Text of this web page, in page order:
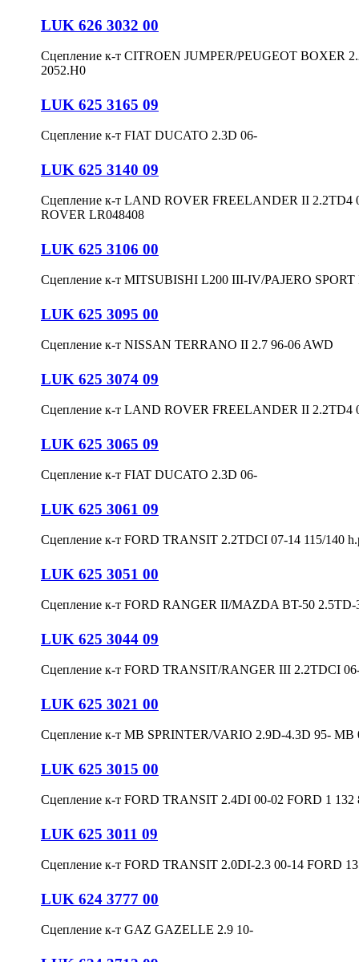
LUK 626 3032 00
Сцепление к-т CITROEN JUMPER/PEUGEOT BOXER
2052.H0
LUK 625 3165 09
Сцепление к-т FIAT DUCATO 2.3D 06-
LUK 625 3140 09
Сцепление к-т LAND ROVER FREELANDER II 2.2TD4
ROVER LR048408
LUK 625 3106 00
Сцепление к-т MITSUBISHI L200 III-IV/PAJERO
LUK 625 3095 00
Сцепление к-т NISSAN TERRANO II 2.7 96-06 AWD
LUK 625 3074 09
Сцепление к-т LAND ROVER FREELANDER II 2.2TD4
LUK 625 3065 09
Сцепление к-т FIAT DUCATO 2.3D 06-
LUK 625 3061 09
Сцепление к-т FORD TRANSIT 2.2TDCI 07-14 115/140
LUK 625 3051 00
Сцепление к-т FORD RANGER II/MAZDA BT-50 2.5TD-
LUK 625 3044 09
Сцепление к-т FORD TRANSIT/RANGER III 2.2TDCI
LUK 625 3021 00
Сцепление к-т MB SPRINTER/VARIO 2.9D-4.3D 95- MB
LUK 625 3015 00
Сцепление к-т FORD TRANSIT 2.4DI 00-02 FORD 1 132
LUK 625 3011 09
Сцепление к-т FORD TRANSIT 2.0DI-2.3 00-14 FORD
LUK 624 3777 00
Сцепление к-т GAZ GAZELLE 2.9 10-